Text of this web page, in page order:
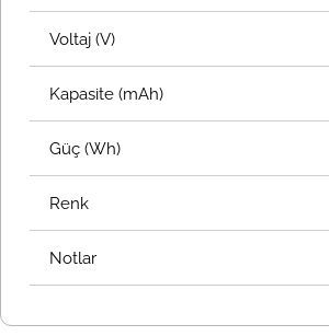
Voltaj (V)
Kapasite (mAh)
Güç (Wh)
Renk
Notlar